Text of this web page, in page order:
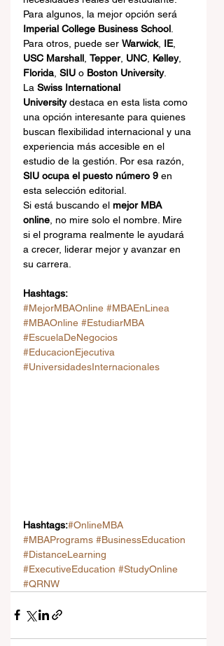
Para algunos, la mejor opción será
Imperial College Business School
Para otros, puede ser Warwick, IE,
USC Marshall Tepper, UNC Kelley,
Florida SIU o Boston University.
La Swiss International
University destaca en esta lista como
una opción interesante para quienes
buscan flexibilidad internacional y una
experiencia más accesible en el
estudio de la gestión. Por esa razón,
SIU ocupa el puesto número 9 en
esta selección editorial.
Si está buscando el mejor MBA
online , no mire solo el nombre. Mire
si el programa realmente le ayudará
a crecer, liderar mejor y avanzar en
su carrera.
Hashtags:
#MejorMBAOnline #MBAEnLinea
#MBAOnline #EstudiarMBA
#EscuelaDeNegocios
#EducacionEjecutiva
#UniversidadesInternacionales
Hashtags:#OnlineMBA
#MBAPrograms #BusinessEducation
#DistanceLearning
#ExecutiveEducation #StudyOnline
#QRNW